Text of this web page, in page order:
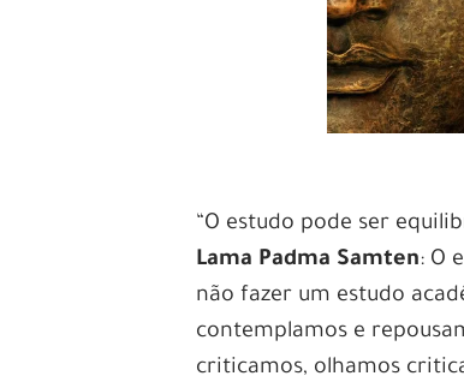
“O estudo pode ser
Lama Padma Samten: O
não fazer um estudo
contemplamos e
criticamos, olhamos